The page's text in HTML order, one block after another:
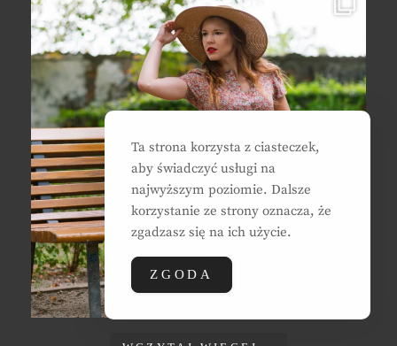
Ta strona korzysta z ciasteczek,
aby świadczyć usługi na
najwyższym poziomie. Dalsze
korzystanie ze strony oznacza, że
zgadzasz się na ich użycie.
ZGODA